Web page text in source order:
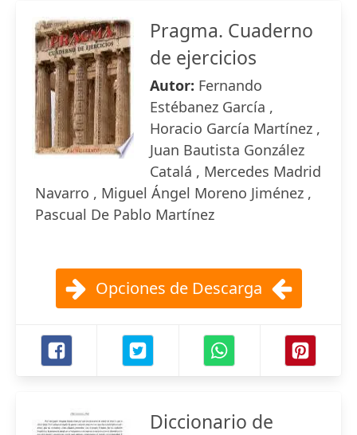
Pragma. Cuaderno
de ejercicios
Autor: Fernando
Estébanez García ,
Horacio García Martínez ,
Juan Bautista González
Catalá , Mercedes Madrid
Navarro , Miguel Ángel Moreno Jiménez ,
Pascual De Pablo Martínez
Opciones de Descarga
Diccionario de